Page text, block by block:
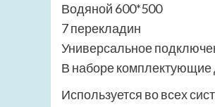
Водяной 600*500
7 перекладин
Универсальное
В наборе комплектующие
Используется во всех